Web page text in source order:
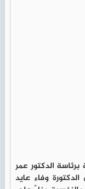
الدكتور عمر
وفاء عايد